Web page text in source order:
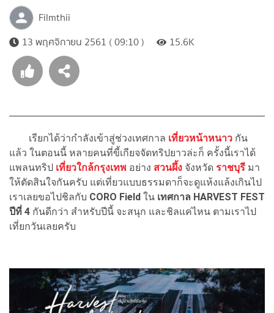
Filmthii
13 พฤศจิกายน 2561 ( 09:10 )
15.6K
เรียกได้ว่ากำลังเข้าสู่ช่วงเทศกาล เที่ยวหน้าหนาว กัน
แล้ว ในตอนนี้ หลายคนที่ขี้เกียจจัดทริปยาวล่ะก็ ครั้งนี้เราได้
แพลนทริป เที่ยวใกล้กรุงเทพ อย่าง สวนผึ้ง จังหวัด ราชบุรี มา
ให้ตัดสินใจกันครับ แต่เที่ยวแบบธรรมดาก็จะดูแห้งแล้งเกินไป
เราเลยขอไปชิลกับ CORO Field ใน เทศกาล HARVEST FEST
ปีที่ 4 กันดีกว่า สำหรับปีนี้ จะสนุก และชิลแค่ไหน ตามเราไป
เที่ยกวันเลยครับ